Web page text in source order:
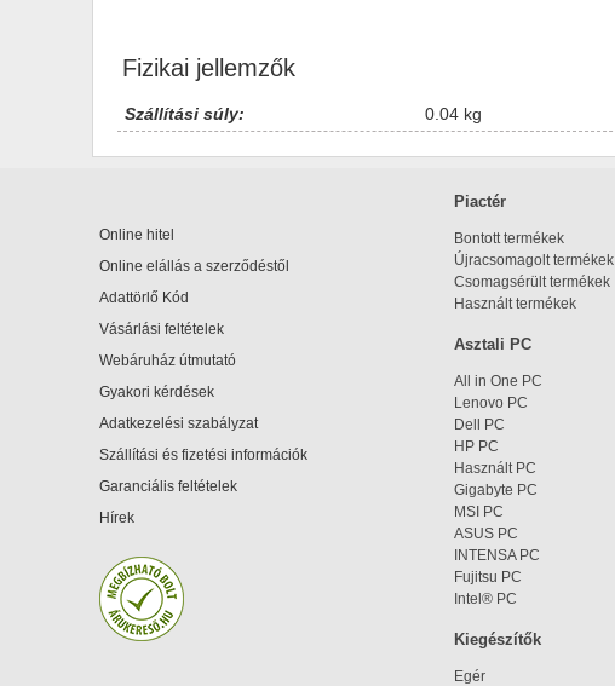
Fizikai jellemzők
Szállítási súly: 0.04 kg
Online hitel
Online elállás a szerződéstől
Adattörlő Kód
Vásárlási feltételek
Webáruház útmutató
Gyakori kérdések
Adatkezelési szabályzat
Szállítási és fizetési információk
Garanciális feltételek
Hírek
Piactér
Bontott termékek
Újracsomagolt termékek
Csomagsérült termékek
Használt termékek
Asztali PC
All in One PC
Lenovo PC
Dell PC
HP PC
Használt PC
Gigabyte PC
MSI PC
ASUS PC
INTENSA PC
Fujitsu PC
Intel® PC
Kiegészítők
Egér